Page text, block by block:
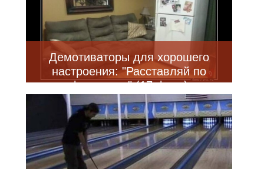
Демотиваторы для хорошего
настроения: "Расставляй по
фэншую…" (17 фото)